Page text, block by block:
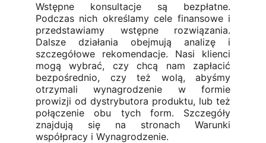
Wstępne konsultacje są bezpłatne.
Podczas nich określamy cele finansowe i
przedstawiamy wstępne rozwiązania.
Dalsze działania obejmują analizę i
szczegółowe rekomendacje. Nasi klienci
mogą wybrać, czy chcą nam zapłacić
bezpośrednio, czy też wolą, abyśmy
otrzymali wynagrodzenie w formie
prowizji od dystrybutora produktu, lub też
połączenie obu tych form. Szczegóły
znajdują się na stronach Warunki
współpracy i Wynagrodzenie.